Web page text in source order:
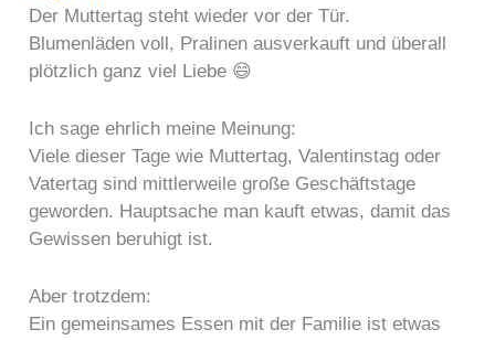
Der Muttertag steht wieder vor der Tür.
Blumenläden voll, Pralinen ausverkauft und überall
plötzlich ganz viel Liebe 😄
Ich sage ehrlich meine Meinung:
Viele dieser Tage wie Muttertag, Valentinstag oder
Vatertag sind mittlerweile große Geschäftstage
geworden. Hauptsache man kauft etwas, damit das
Gewissen beruhigt ist.
Aber trotzdem:
Ein gemeinsames Essen mit der Familie ist etwas